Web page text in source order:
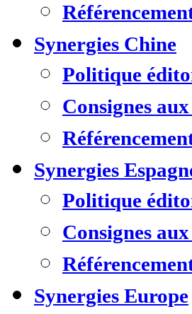
Synergies Chine
Politique
Consignes
Synergies
Politique
Consignes
Synergies Europe